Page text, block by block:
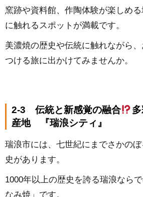
窯跡や資料館、作陶体験が楽しめ
に触れるスポットが満載です。
美濃焼の歴史や伝統に触れながら
つける旅に出かけてみませんか。
2-3 伝統と新感覚の融合
産地 『瑞浪シティ』
瑞浪市には、七世紀にまでさかの
史があります。
1000年以上の歴史を誇る瑞浪なら
なみ焼」です。